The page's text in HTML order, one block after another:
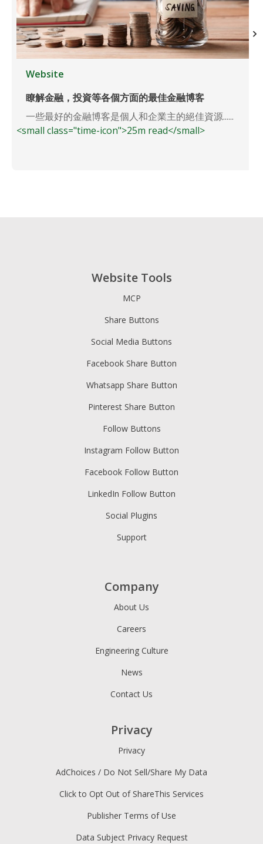
Website
瞭解金融，投資等各個方面的最佳金融博客
一些最好的金融博客是個人和企業主的絕佳資源......
<small class="time-icon">25m read</small>
Website Tools
MCP
Share Buttons
Social Media Buttons
Facebook Share Button
Whatsapp Share Button
Pinterest Share Button
Follow Buttons
Instagram Follow Button
Facebook Follow Button
LinkedIn Follow Button
Social Plugins
Support
Company
About Us
Careers
Engineering Culture
News
Contact Us
Privacy
Privacy
AdChoices / Do Not Sell/Share My Data
Click to Opt Out of ShareThis Services
Publisher Terms of Use
Data Subject Privacy Request